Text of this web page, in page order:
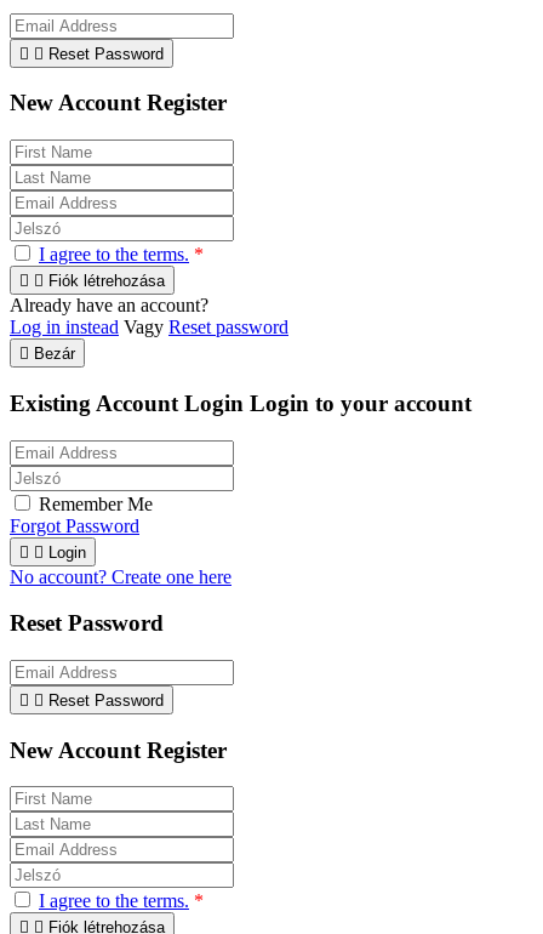
  Reset Password
New Account Register
I agree to the terms. *
  Fiók létrehozása
Already have an account?
Log in instead Vagy Reset password
 Bezár
Existing Account Login Login to your account
Remember Me
Forgot Password
  Login
No account? Create one here
Reset Password
  Reset Password
New Account Register
I agree to the terms. *
  Fiók létrehozása